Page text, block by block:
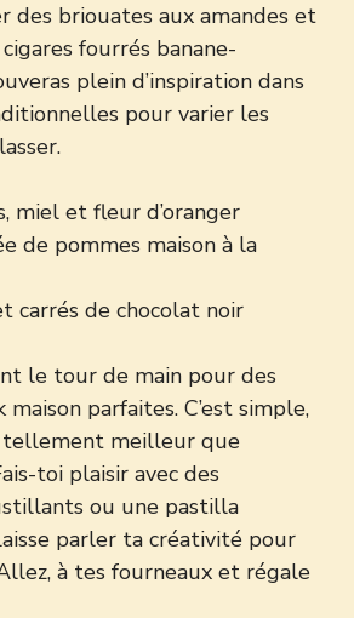
des briouates aux amandes et
fourrés banane-
plein d’inspiration dans
pour varier les
miel et fleur d’oranger
de pommes maison à la
carrés de chocolat noir
le tour de main pour des
parfaites. C’est simple,
tellement meilleur que
toi plaisir avec des
ou une pastilla
parler ta créativité pour
à tes fourneaux et régale